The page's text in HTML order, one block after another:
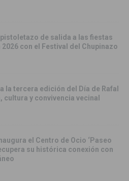
de salida a las fiestas
2026 con el Festival del Chupinazo
la tercera edición del Día de Rafal
cultura y convivencia vecinal
el Centro de Ocio ‘Paseo
su histórica conexión con